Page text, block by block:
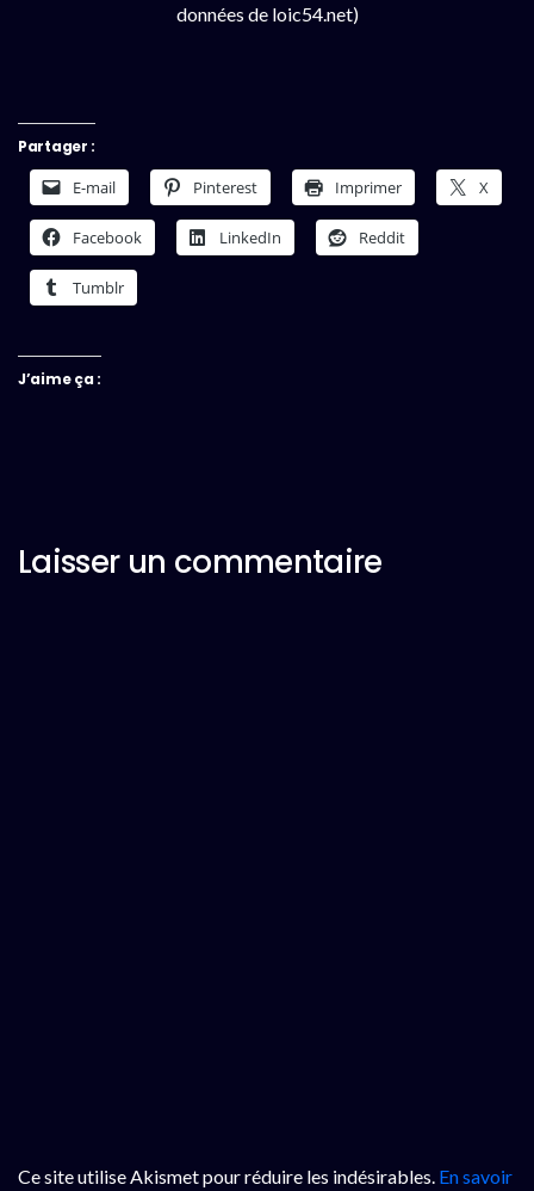
données de loic54.net)
Partager :
E-mail Pinterest Imprimer X
Facebook LinkedIn Reddit
Tumblr
J’aime ça :
Laisser un commentaire
Ce site utilise Akismet pour réduire les indésirables. En savoir